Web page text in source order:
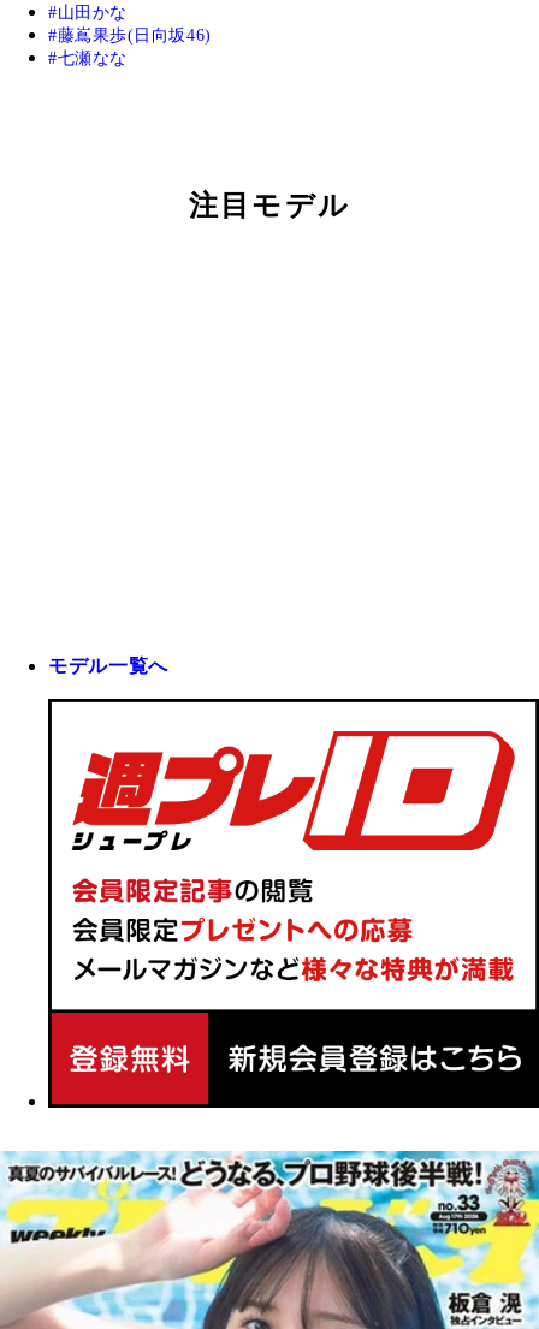
山田かな
藤嶌果歩(日向坂46)
七瀬なな
注目モデル
モデル一覧へ